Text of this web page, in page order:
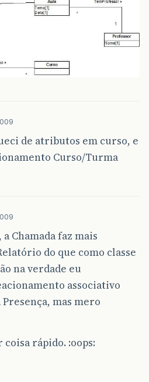
de atributos em curso, e
Curso/Turma
Chamada faz mais
do que como classe
na verdade eu
associativo
mas mero
coisa rápido. :oops: